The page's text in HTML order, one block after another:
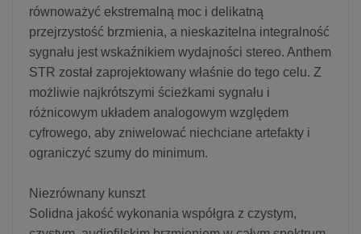
równoważyć ekstremalną moc i delikatną
przejrzystość brzmienia, a nieskazitelna integralność
sygnału jest wskaźnikiem wydajności stereo. Anthem
STR został zaprojektowany właśnie do tego celu. Z
możliwie najkrótszymi ścieżkami sygnału i
różnicowym układem analogowym względem
cyfrowego, aby zniwelować niechciane artefakty i
ograniczyć szumy do minimum.
Niezrównany kunszt
Solidna jakość wykonania współgra z czystym,